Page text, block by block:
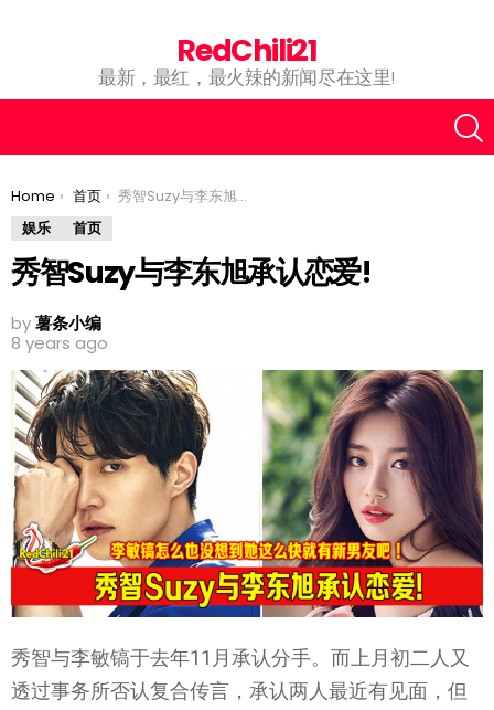
RedChili21
最新，最红，最火辣的新闻尽在这里!
You are here:
Home 首页
秀智Suzy与李东旭承认恋爱!
娱乐
首页
秀智Suzy与李东旭承认恋爱!
by薯条小编
8 years ago
秀智与李敏镐于去年11月承认分手。而上月初二人又
透过事务所否认复合传言，承认两人最近有见面，但